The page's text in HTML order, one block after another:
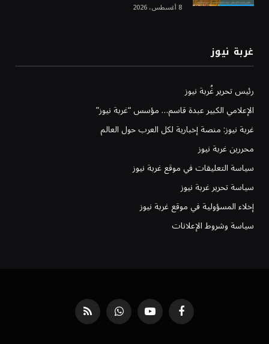
8 أغسطس، 2026
غربة نيوز
رئيس تحرير غُربة نيوز
الإعلامي الكبير عبدة قاسم… مؤسس “غربة نيوز”
غربة نيوز: منصة إخبارية لكل العرب حول العالم
محررين غربة نيوز
سياسة التعليقات في موقع غربة نيوز
سياسة تحرير غربة نيوز
إخلاء المسؤولية في موقع غربة نيوز
سياسة وشروط الإعلانات
فيسبوك يوتيوب واتساب RSS